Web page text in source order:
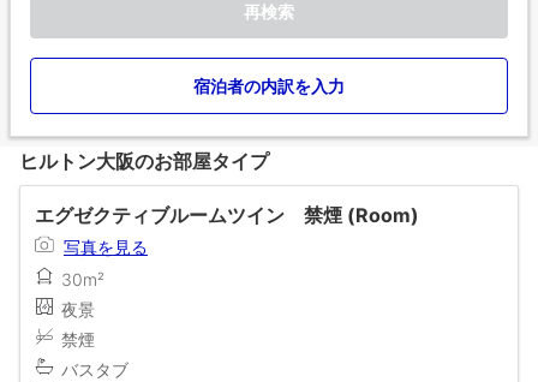
再検索
宿泊者の内訳を入力
ヒルトン大阪のお部屋タイプ
エグゼクティブルームツイン 禁煙 (Room)
写真を見る
30m²
夜景
禁煙
バスタブ